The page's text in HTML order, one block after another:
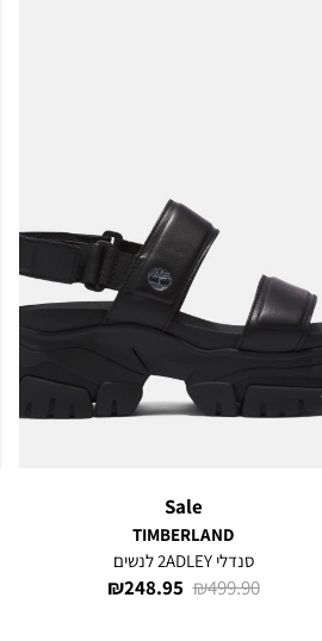
Sale
TIMBERLAND
סנדלי 2ADLEY לנשים
מחיר
248.95 ₪
מחיר
499.90 ₪